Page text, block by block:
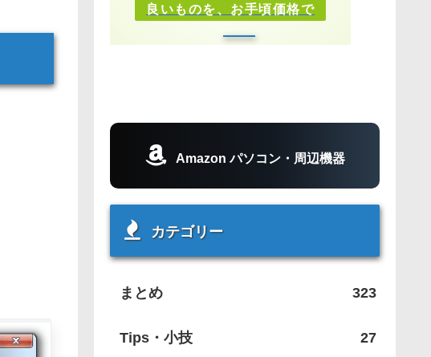
良いものを、お手頃価格で
Amazon パソコン・周辺機器
カテゴリー
まとめ 323
Tips・小技 27